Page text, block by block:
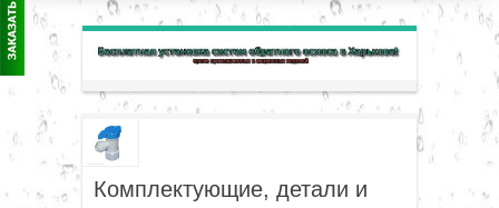
к системам обратного осмоса
Комплектующие, детали и